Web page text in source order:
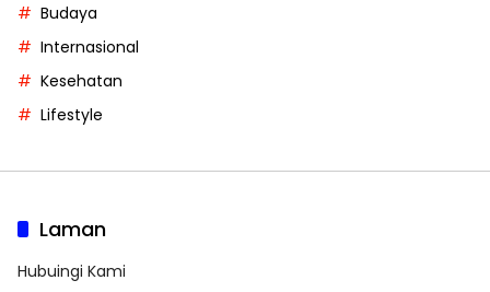
Budaya
Internasional
Kesehatan
Lifestyle
Laman
Hubuingi Kami